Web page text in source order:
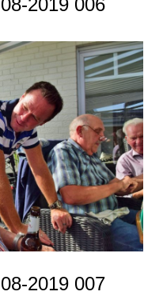
2019 007